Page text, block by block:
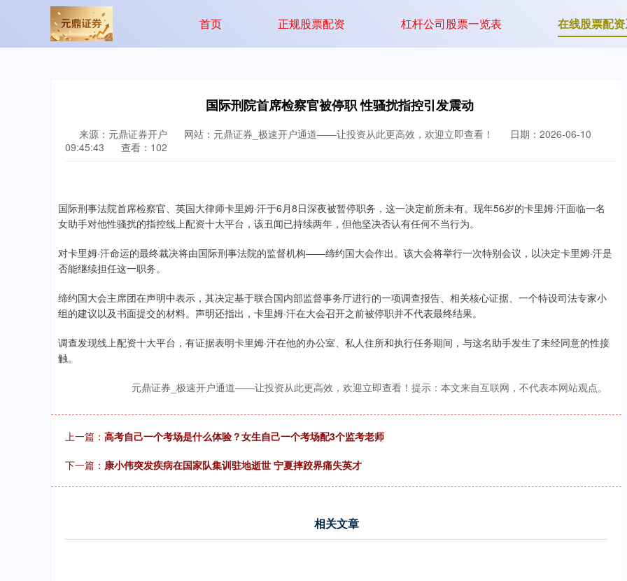
首页 正规股票配资 杠杆公司股票一览表 在线股票配
国际刑院首席检察官被停职 性骚扰指控引发震动
来源：元鼎证券开户 网站：元鼎证券_极速开户通道——让投资从此更高效，欢迎立即查看！
日期：2026-06-10
09:45:43
查看：102
国际刑事法院首席检察官、英国大律师卡里姆·汗于6月8日深夜被暂停职务，这一决定前所未有。现年56岁的卡里姆·汗面临一名
女助手对他性骚扰的指控线上配资十大平台，该丑闻已持续两年，但他坚决否认有任何不当行为。
对卡里姆·汗命运的最终裁决将由国际刑事法院的监督机构——缔约国大会作出。该大会将举行一次特别会议，以决定卡里姆·汗是
否能继续担任这一职务。
缔约国大会主席团在声明中表示，其决定基于联合国内部监督事务厅进行的一项调查报告、相关核心证据、一个特设司法专家小
组的建议以及书面提交的材料。声明还指出，卡里姆·汗在大会召开之前被停职并不代表最终结果。
调查发现线上配资十大平台，有证据表明卡里姆·汗在他的办公室、私人住所和执行任务期间，与这名助手发生了未经同意的性接
触。
元鼎证券_极速开户通道——让投资从此更高效，欢迎立即查看！提示：本文来自互联网，不代表本网站观点。
上一篇： 高考自己一个考场是什么体验？女生自己一个考场配3个监考老师
下一篇： 康小伟突发疾病在国家队集训驻地逝世 宁夏摔跤界痛失英才
相关文章